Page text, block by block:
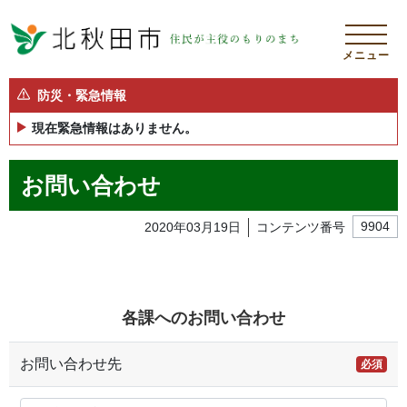
メニュー
防災・緊急情報
現在緊急情報はありません。
お問い合わせ
2020年03月19日 コンテンツ番号 9904
各課へのお問い合わせ
お問い合わせ先 必須